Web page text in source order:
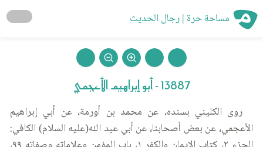
مساحة حرة | رجال الحديث
13887 - أبو إبراهيم الأعجمي
روى الكليني بسنده، عن محمد بن أورمة، عن أبي إبراهيم
الأعجمي، عن بعض أصحابنا، عن أبي عبد الله(عليه السلام) الكافي: